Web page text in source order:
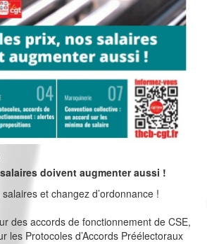
doivent augmenter aussi !
et changez d’ordonnance !
des accords de fonctionnement de CSE,
les Protocoles d’Accords Préélectoraux